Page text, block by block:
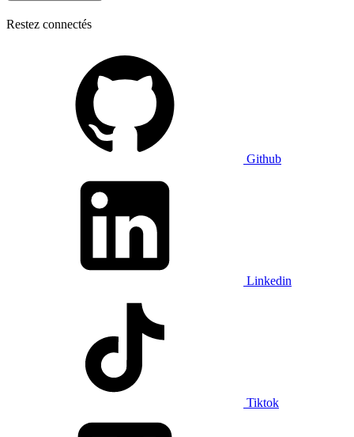
Restez connectés
Github
Linkedin
Tiktok